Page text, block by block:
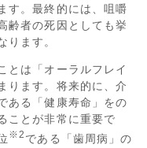
す。最終的には、咀嚼
齢者の死因としても挙
ります。
とは「オーラルフレイ
ります。将来的に、介
ある「健康寿命」をの
ことが非常に重要で
※ 2 である「歯周病」の